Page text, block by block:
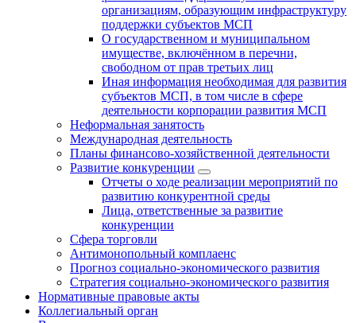
организациям, образующим инфраструктуру
поддержки субъектов МСП
О государственном и муниципальном
имуществе, включённом в перечни,
свободном от прав третьих лиц
Иная информация необходимая для развития
субъектов МСП, в том числе в сфере
деятельности корпорации развития МСП
Неформальная занятость
Международная деятельность
Планы финансово-хозяйственной деятельности
Развитие конкуренции
Отчеты о ходе реализации мероприятий по
развитию конкурентной среды
Лица, ответственные за развитие
конкуренции
Сфера торговли
Антимонопольный комплаенс
Прогноз социально-экономического развития
Стратегия социально-экономического развития
Нормативные правовые акты
Коллегиальный орган